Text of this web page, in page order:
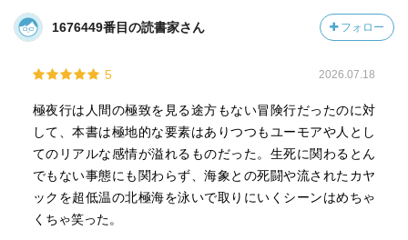
部分です。著者にはこの準備中に娘さんが生まれました。
それまで「死を感じる環境に身を置くことで、生きること
きた」著者が、娘という存在が誕生することで全く違った
形で生きる意味を突き付けられ、戸惑っているように思わ
れる部分は、探検家としではない普通の父親としての著者
の一面が表出している印象でした。
是非、著者による「極夜行」とセットで一読をお勧めしま
1676449番目の読書家さん フォロー
5 2026.07.18
極夜行は人間の極致を見る途方もない冒険行だったのに対
して、本書は極地的な要素はありつつもユーモアや人とし
てのリアルな感情が溢れるものだった。生死に関わるとん
でもない事態にも関わらず、海象との死闘や流されたカヤ
ックを超低温の北極海を泳いで取りにいくシーンはめちゃ
くちゃ笑った。